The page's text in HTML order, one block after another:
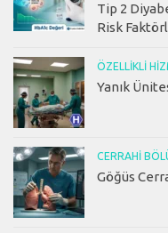
Tip 2
Risk
ÖZELLIKLI
Yanık
CERRAHI
Göğüs